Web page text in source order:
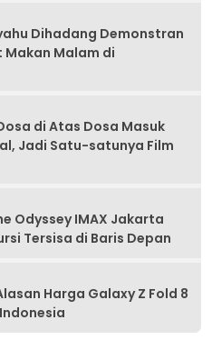
Dihadang Demonstran
Malam di
di Atas Dosa Masuk
Jadi Satu-satunya Film
Odyssey IMAX Jakarta
Tersisa di Baris Depan
Harga Galaxy Z Fold 8